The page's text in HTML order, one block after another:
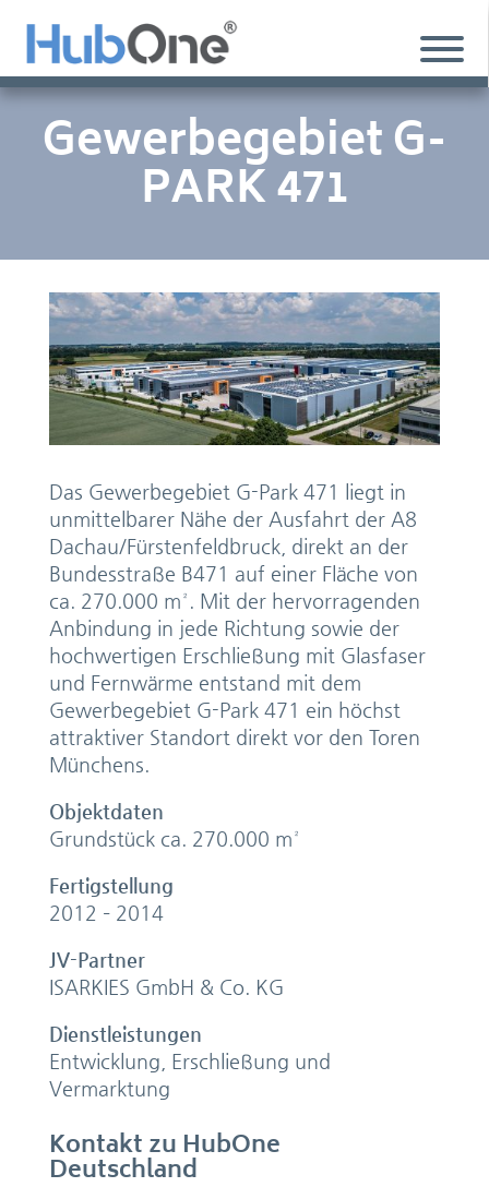
Gewerbegebiet G-
PARK 471
Das Gewerbegebiet G-Park 471 liegt in
unmittelbarer Nähe der Ausfahrt der A8
Dachau/Fürstenfeldbruck, direkt an der
Bundesstraße B471 auf einer Fläche von
ca. 270.000 m². Mit der hervorragenden
Anbindung in jede Richtung sowie der
hochwertigen Erschließung mit Glasfaser
und Fernwärme entstand mit dem
Gewerbegebiet G-Park 471 ein höchst
attraktiver Standort direkt vor den Toren
Münchens.
Objektdaten
Grundstück ca. 270.000 m²
Fertigstellung
2012 – 2014
JV-Partner
ISARKIES GmbH & Co. KG
Dienstleistungen
Entwicklung, Erschließung und
Vermarktung
Kontakt zu HubOne
Deutschland